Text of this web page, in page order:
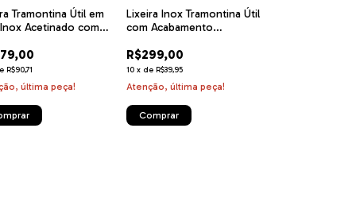
Tramontina Útil em
Acetinado com
de verniz Gold 5 L
R$90,71
última peça!
Lixeira Inox Tramontina Útil
com Acabamento
R$299,00
10 x de R$39,95
Atenção, última peça!